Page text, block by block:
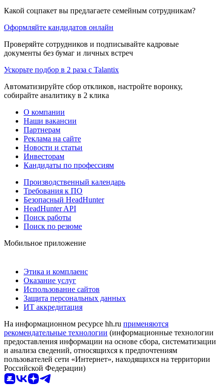
Какой соцпакет вы предлагаете семейным сотрудникам?
Оформляйте кандидатов онлайн
Проверяйте сотрудников и подписывайте кадровые
документы без бумаг и личных встреч
Ускорьте подбор в 2 раза с Talantix
Автоматизируйте сбор откликов, настройте воронку,
собирайте аналитику в 2 клика
О компании
Наши вакансии
Партнерам
Реклама на сайте
Новости и статьи
Инвесторам
Кандидаты по профессиям
Производственный календарь
Требования к ПО
Безопасный HeadHunter
HeadHunter API
Поиск работы
Поиск по резюме
Мобильное приложение
Этика и комплаенс
Оказание услуг
Использование сайтов
Защита персональных данных
ИТ аккредитация
На информационном ресурсе hh.ru применяются
рекомендательные технологии (информационные технологии
предоставления информации на основе сбора, систематизации
и анализа сведений, относящихся к предпочтениям
пользователей сети «Интернет», находящихся на территории
Российской Федерации)